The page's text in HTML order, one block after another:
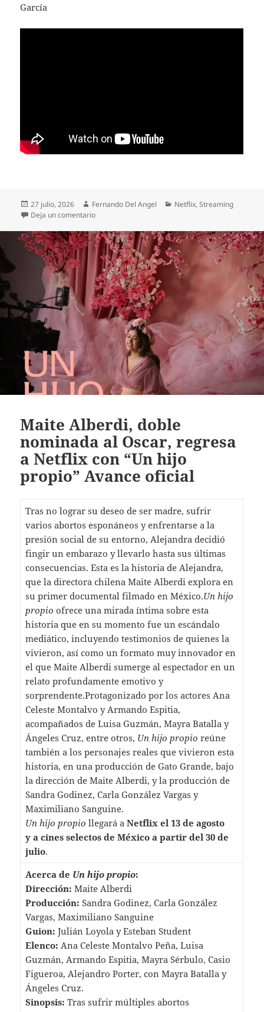
García
Publicado
el
27 julio, 2026 Autor
Fernando Del Angel Categorías
Netflix,Streaming
Deja un comentarioen Tráiler La Captura | Dos policías, una decisión
Maite Alberdi, doble
nominada al Oscar, regresa
a Netflix con “Un hijo
propio” Avance oficial
Tras no lograr su deseo de ser madre, sufrir
varios abortos esponáneos y enfrentarse a la
presión social de su entorno, Alejandra decidió
fingir un embarazo y llevarlo hasta sus últimas
consecuencias. Esta es la historia de Alejandra,
que la directora chilena Maite Alberdi explora en
su primer documental filmado en México.Un hijo
propio ofrece una mirada íntima sobre esta
historia que en su momento fue un escándalo
mediático, incluyendo testimonios de quienes la
vivieron, así como un formato muy innovador en
el que Maite Alberdi sumerge al espectador en un
relato profundamente emotivo y
sorprendente.Protagonizado por los actores Ana
Celeste Montalvo y Armando Espitia,
acompañados de Luisa Guzmán, Mayra Batalla y
Ángeles Cruz, entre otros, Un hijo propio reúne
también a los personajes reales que vivieron esta
historia, en una producción de Gato Grande, bajo
la dirección de Maite Alberdi, y la producción de
Sandra Godinez, Carla González Vargas y
Maximiliano Sanguine.
Un hijo propio llegará a Netflix el 13 de agosto
y a cines selectos de México a partir del 30 de
julio.
Acerca de Un hijo propio:
Dirección: Maite Alberdi
Producción: Sandra Godinez, Carla González
Vargas, Maximiliano Sanguine
Guion: Julián Loyola y Esteban Student
Elenco: Ana Celeste Montalvo Peña, Luisa
Guzmán, Armando Espitia, Mayra Sérbulo, Casio
Figueroa, Alejandro Porter, con Mayra Batalla y
Ángeles Cruz.
Sinopsis: Tras sufrir múltiples abortos